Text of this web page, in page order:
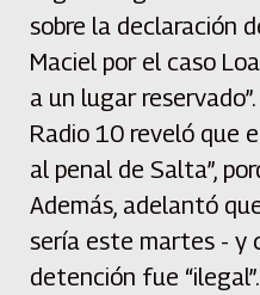
sobre la declaración
Maciel por el caso
a un lugar
Radio 10 reveló que
al penal de Salta”,
Además, adelantó
sería este martes - y
detención fue “ilegal”.